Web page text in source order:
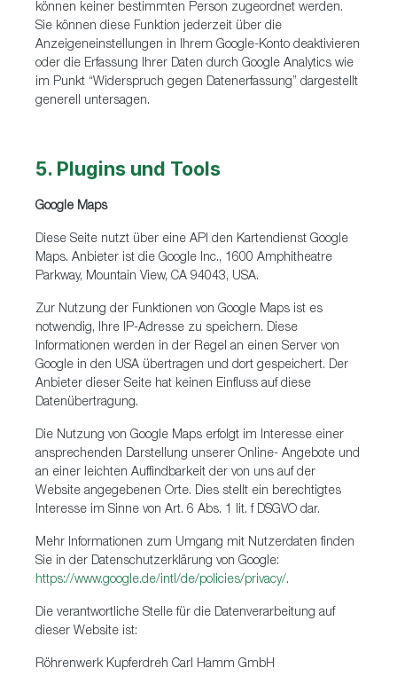
können keiner bestimmten Person zugeordnet werden.
Sie können diese Funktion jederzeit über die
Anzeigeneinstellungen in Ihrem Google-Konto deaktivieren
oder die Erfassung Ihrer Daten durch Google Analytics wie
im Punkt “Widerspruch gegen Datenerfassung” dargestellt
generell untersagen.
5. Plugins und Tools
Google Maps
Diese Seite nutzt über eine API den Kartendienst Google
Maps. Anbieter ist die Google Inc., 1600 Amphitheatre
Parkway, Mountain View, CA 94043, USA.
Zur Nutzung der Funktionen von Google Maps ist es
notwendig, Ihre IP-Adresse zu speichern. Diese
Informationen werden in der Regel an einen Server von
Google in den USA übertragen und dort gespeichert. Der
Anbieter dieser Seite hat keinen Einfluss auf diese
Datenübertragung.
Die Nutzung von Google Maps erfolgt im Interesse einer
ansprechenden Darstellung unserer Online- Angebote und
an einer leichten Auffindbarkeit der von uns auf der
Website angegebenen Orte. Dies stellt ein berechtigtes
Interesse im Sinne von Art. 6 Abs. 1 lit. f DSGVO dar.
Mehr Informationen zum Umgang mit Nutzerdaten finden
Sie in der Datenschutzerklärung von Google:
https://www.google.de/intl/de/policies/privacy/.
Die verantwortliche Stelle für die Datenverarbeitung auf
dieser Website ist:
Röhrenwerk Kupferdreh Carl Hamm GmbH